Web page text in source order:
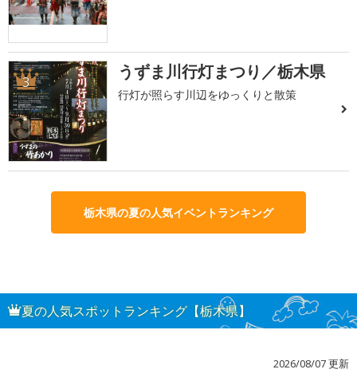
3 うずま川行灯まつり／栃木県
行灯が照らす川辺をゆっくりと散策
栃木県の夏の人気イベントランキング
夏の人気スポットランキング【栃木県】
2026/08/07 更新